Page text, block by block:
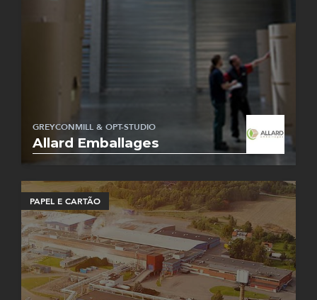
GREYCONMILL & OPT-STUDIO
Allard Emballages
PAPEL E CARTÃO